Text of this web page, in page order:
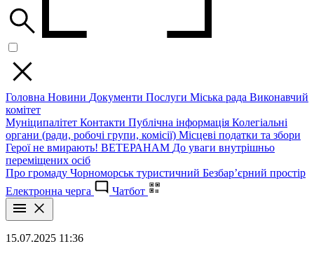
Головна Новини Документи Послуги Міська рада Виконавчий
комітет
Муніципалітет Контакти Публічна інформація Колегіальні
органи (ради, робочі групи, комісії) Місцеві податки та збори
Герої не вмирають! ВЕТЕРАНАМ До уваги внутрішньо
переміщених осіб
Про громаду Чорноморськ туристичний Безбар’єрний простір
Електронна черга
Чатбот
15.07.2025 11:36